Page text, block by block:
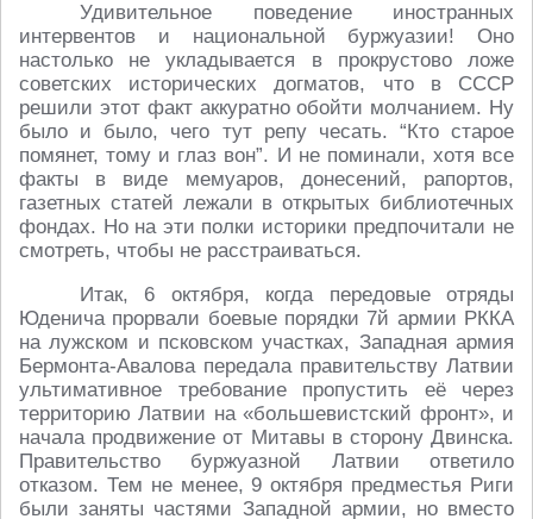
Удивительное поведение иностранных
интервентов и национальной буржуазии! Оно
настолько не укладывается в прокрустово ложе
советских исторических догматов, что в СССР
решили этот факт аккуратно обойти молчанием. Ну
было и было, чего тут репу чесать. “Кто старое
помянет, тому и глаз вон”. И не поминали, хотя все
факты в виде мемуаров, донесений, рапортов,
газетных статей лежали в открытых библиотечных
фондах. Но на эти полки историки предпочитали не
смотреть, чтобы не расстраиваться.
Итак, 6 октября, когда передовые отряды
Юденича прорвали боевые порядки 7й армии РККА
на лужском и псковском участках, Западная армия
Бермонта-Авалова передала правительству Латвии
ультимативное требование пропустить её через
территорию Латвии на «большевистский фронт», и
начала продвижение от Митавы в сторону Двинска.
Правительство буржуазной Латвии ответило
отказом. Тем не менее, 9 октября предместья Риги
были заняты частями Западной армии, но вместо